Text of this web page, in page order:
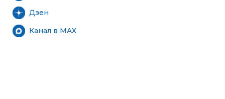
Дзен
Канал в MAX